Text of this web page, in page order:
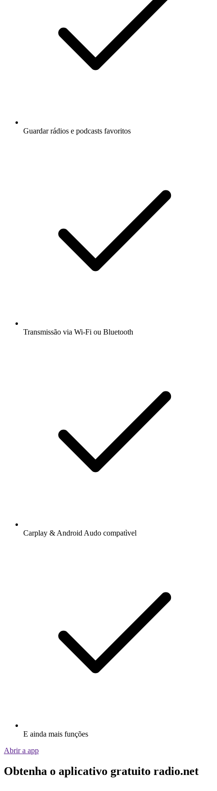
Guardar rádios e podcasts favoritos
Transmissão via Wi-Fi ou Bluetooth
Carplay & Android Audo compatìvel
E ainda mais funções
Abrir a app
Obtenha o aplicativo gratuito radio.net